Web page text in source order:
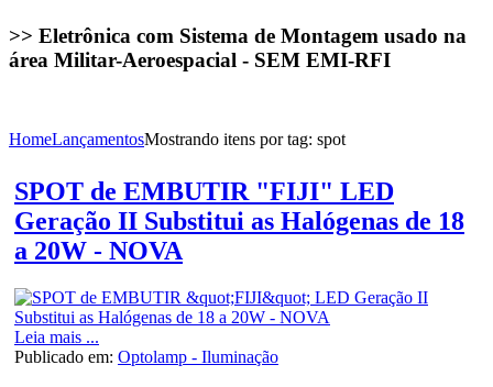
>> Eletrônica com Sistema de Montagem usado na
área Militar-Aeroespacial - SEM EMI-RFI
HomeLançamentosMostrando itens por tag: spot
SPOT de EMBUTIR "FIJI" LED
Geração II Substitui as Halógenas de 18
a 20W - NOVA
Leia mais ...
Publicado em: Optolamp - Iluminação